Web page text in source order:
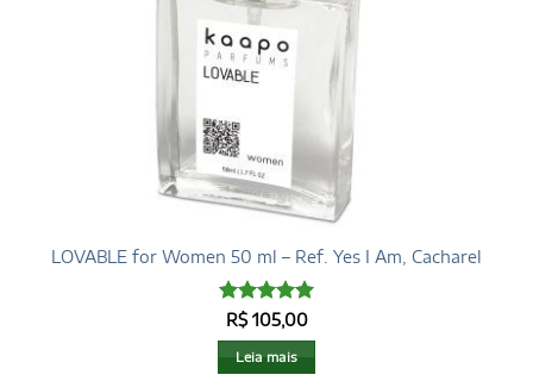
LOVABLE for Women 50 ml – Ref. Yes I Am, Cacharel
Avaliação5
de 5
R$105,00
Leia mais